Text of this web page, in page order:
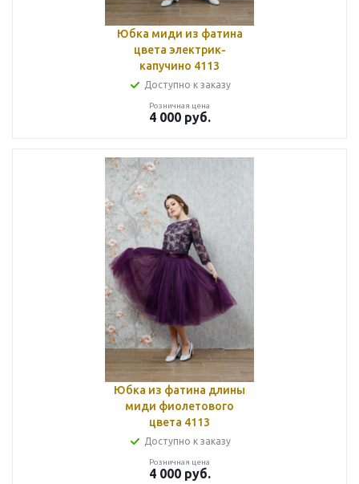
Юбка миди из фатина
цвета электрик-
капучино 4113
Доступно к заказу
Розничная цена
4 000руб.
Юбка из фатина длины
миди фиолетового
цвета 4113
Доступно к заказу
Розничная цена
4 000руб.